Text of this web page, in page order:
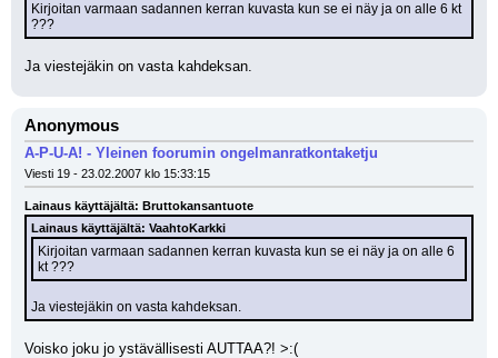
Kirjoitan varmaan sadannen kerran kuvasta kun se ei näy ja on alle 6 kt
???
Ja viestejäkin on vasta kahdeksan.
Anonymous
A-P-U-A! - Yleinen foorumin ongelmanratkontaketju
Viesti 19 - 23.02.2007 klo 15:33:15
Lainaus käyttäjältä: Bruttokansantuote
Lainaus käyttäjältä: VaahtoKarkki
Kirjoitan varmaan sadannen kerran kuvasta kun se ei näy ja on alle 6
kt ???
Ja viestejäkin on vasta kahdeksan.
Voisko joku jo ystävällisesti AUTTAA?! >:(